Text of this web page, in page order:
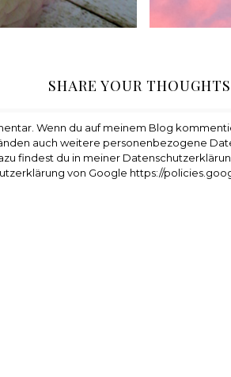
SHARE YOUR
Wenn du auf meinem Blog
auch weitere personenbezogene
findest du in meiner
von Google https://